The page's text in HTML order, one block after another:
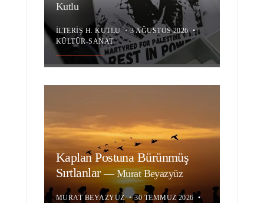
Kutlu
İLTERIŞ H. KUTLU • 3 AĞUSTOS 2026 •
KÜLTÜR-SANAT
Kaplan Postuna Bürünmüş
Sırtlanlar—Murat Beyazyüz
MURAT BEYAZYÜZ • 30 TEMMUZ 2026 •